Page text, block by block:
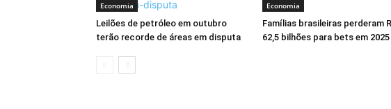
Economia
Leilões de petróleo em outubro
terão recorde de áreas em disputa
Economia
Famílias brasileiras perderam
62,5 bilhões para bets em 2025